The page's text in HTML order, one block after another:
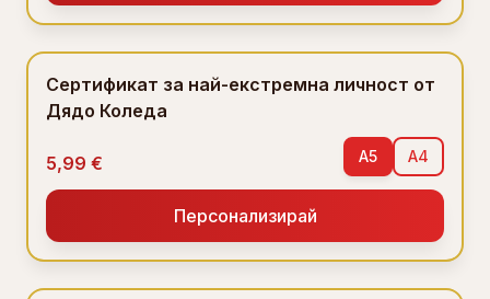
Сертификат за най-екстремна личност от
Дядо Коледа
5,99 € A5 A4
Персонализирай